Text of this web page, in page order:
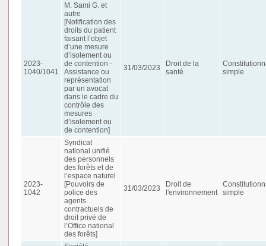
2023-
1040/1041
M. Sami G. et
autre
[Notification des
droits du patient
faisant l’objet
d’une mesure
d’isolement ou
de contention -
Assistance ou
représentation
par un avocat
dans le cadre du
contrôle des
mesures
d’isolement ou
de contention]
31/03/2023
Droit de la
santé
simple
2023-
1042
Syndicat
national unifié
des personnels
des forêts et de
l’espace naturel
[Pouvoirs de
police des
agents
contractuels de
droit privé de
l’Office national
des forêts]
31/03/2023
Droit de
l'environnement
simple